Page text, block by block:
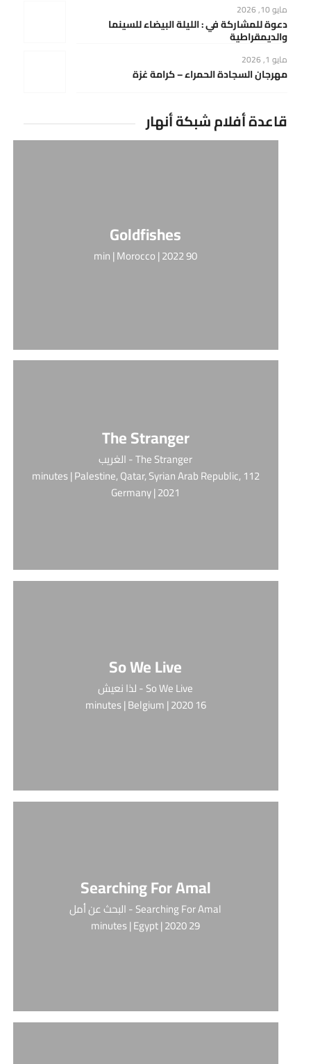
مايو 10, 2026
دعوة للمشاركة في : الليلة البيضاء للسينما
والديمقراطية
مايو 1, 2026
مهرجان السجادة الحمراء – كرامة غزة
قاعدة أفلام شبكة أنهار
Goldfishes
90 min | Morocco | 2022
The Stranger
The Stranger - الغريب
112 minutes | Palestine, Qatar, Syrian Arab Republic,
Germany | 2021
So We Live
So We Live - لذا نعيش
16 minutes | Belgium | 2020
Searching For Amal
Searching For Amal - البحث عن أمل
29 minutes | Egypt | 2020